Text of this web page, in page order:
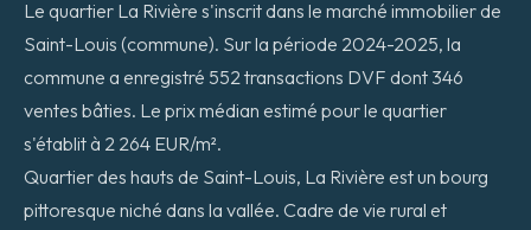
Le quartier La Rivière s'inscrit dans le marché immobilier de
Saint-Louis (commune). Sur la période 2024-2025, la
commune a enregistré 552 transactions DVF dont 346
ventes bâties. Le prix médian estimé pour le quartier
s'établit à 2 264 EUR/m².
Quartier des hauts de Saint-Louis, La Rivière est un bourg
pittoresque niché dans la vallée. Cadre de vie rural et